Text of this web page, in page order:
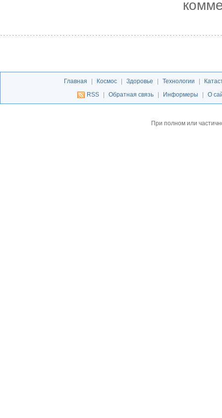
Главная Космос Здоровье Технологии
RSS
Обратная связь Информеры О
При полном или